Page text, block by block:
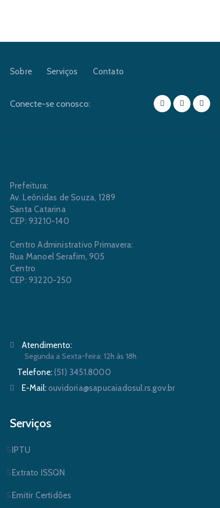
Sobre Serviços Contato
Conecte-se conosco:
Prefeitura:
Av. Leônidas de Souza, 1289
Santa Catarina
CEP: 93210-140
Centro Administrativo Primavera:
Rua Manoel Serafim, 905
Centro
CEP: 93220-250
Atendimento:
Segunda a Sexta-feira: 12h às 18h
Telefone: (51) 3451.8000
E-Mail: ouvidoria@sapucaiadosul.rs.gov.br
Serviços
IPTU
Extrato ISSQN
Emitir Certidões